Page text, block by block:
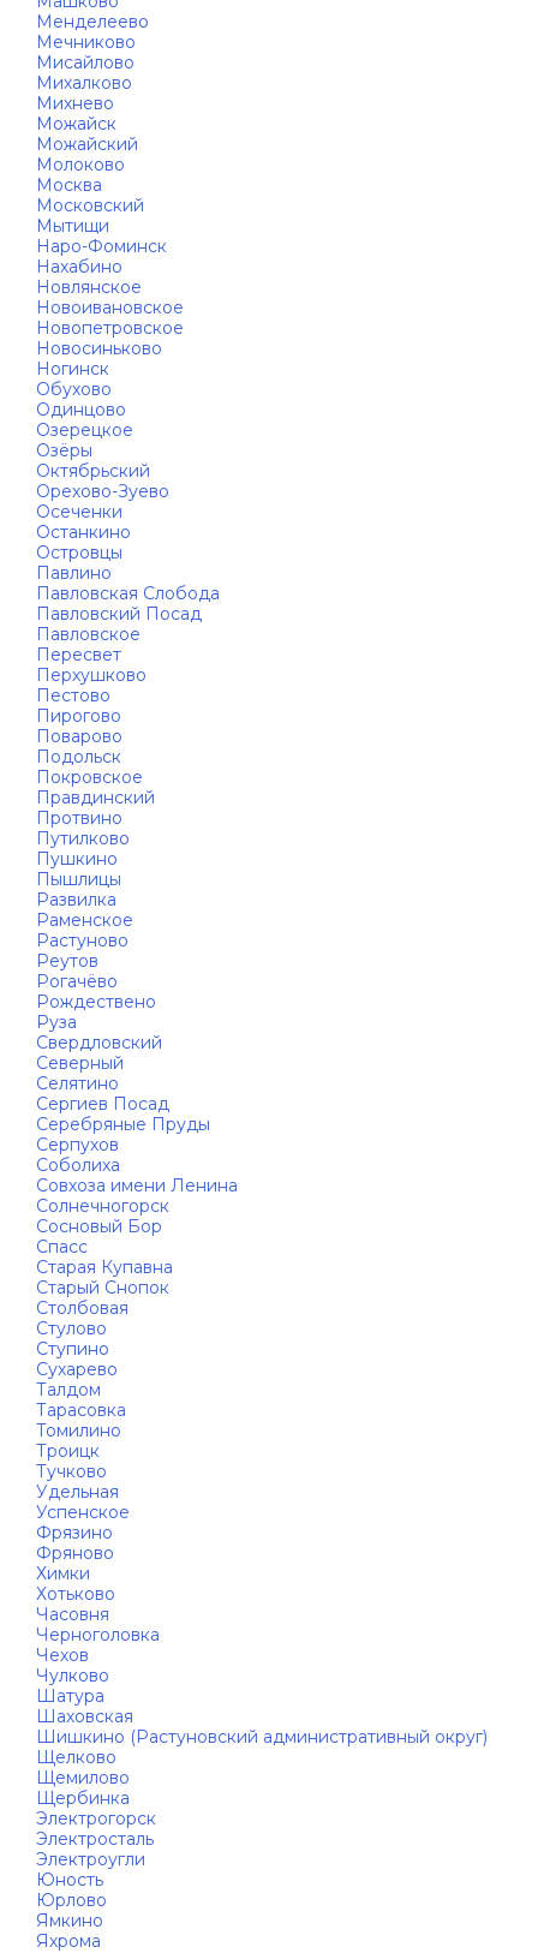
Менделеево
Мечниково
Мисайлово
Михалково
Михнево
Можайск
Можайский
Молоково
Москва
Московский
Мытищи
Наро-Фоминск
Нахабино
Новлянское
Новоивановское
Новопетровское
Новосиньково
Ногинск
Обухово
Одинцово
Озерецкое
Озёры
Октябрьский
Орехово-Зуево
Осеченки
Останкино
Островцы
Павлино
Павловская Слобода
Павловский Посад
Павловское
Пересвет
Перхушково
Пестово
Пирогово
Поварово
Подольск
Покровское
Правдинский
Протвино
Путилково
Пушкино
Пышлицы
Развилка
Раменское
Растуново
Реутов
Рогачёво
Рождествено
Руза
Свердловский
Северный
Селятино
Сергиев Посад
Серебряные Пруды
Серпухов
Соболиха
Совхоза имени Ленина
Солнечногорск
Сосновый Бор
Спасс
Старая Купавна
Старый Снопок
Столбовая
Стулово
Ступино
Сухарево
Талдом
Тарасовка
Томилино
Троицк
Тучково
Удельная
Успенское
Фрязино
Фряново
Химки
Хотьково
Часовня
Черноголовка
Чехов
Чулково
Шатура
Шаховская
Шишкино (Растуновский административный округ)
Щелково
Щемилово
Щербинка
Электрогорск
Электросталь
Электроугли
Юность
Юрлово
Ямкино
Яхрома